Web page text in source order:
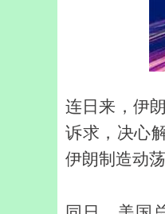
连日来，伊
诉求，决心
伊朗制造动荡